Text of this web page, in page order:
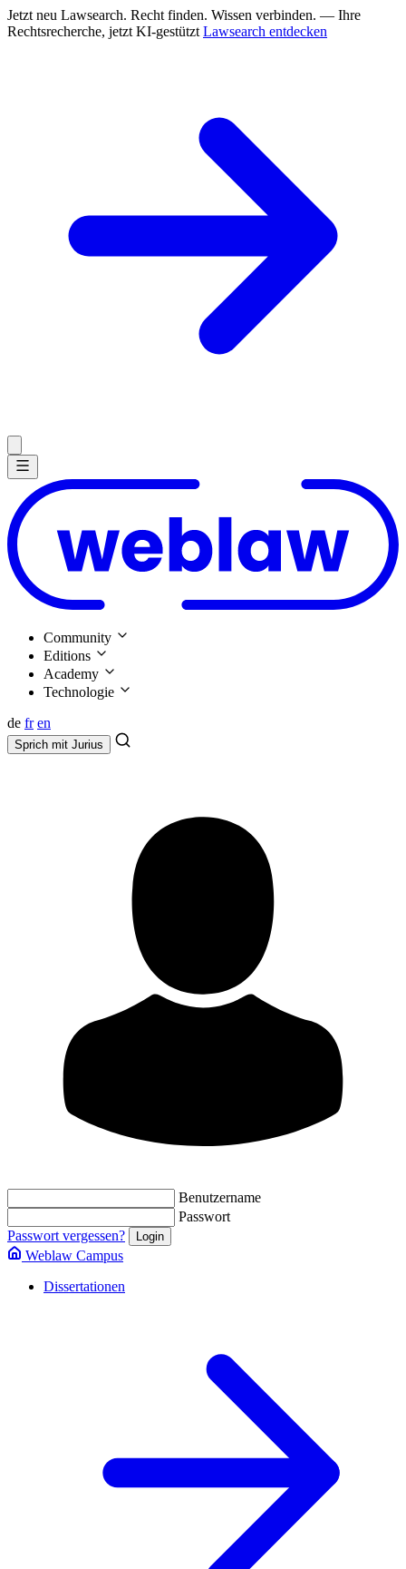
Jetzt neu Lawsearch. Recht finden. Wissen verbinden. — Ihre
Rechtsrecherche, jetzt KI-gestützt Lawsearch entdecken
Community
Editions
Academy
Technologie
de fr en
Sprich mit Jurius
Benutzername
Passwort
Passwort vergessen?
Weblaw Campus
Dissertationen